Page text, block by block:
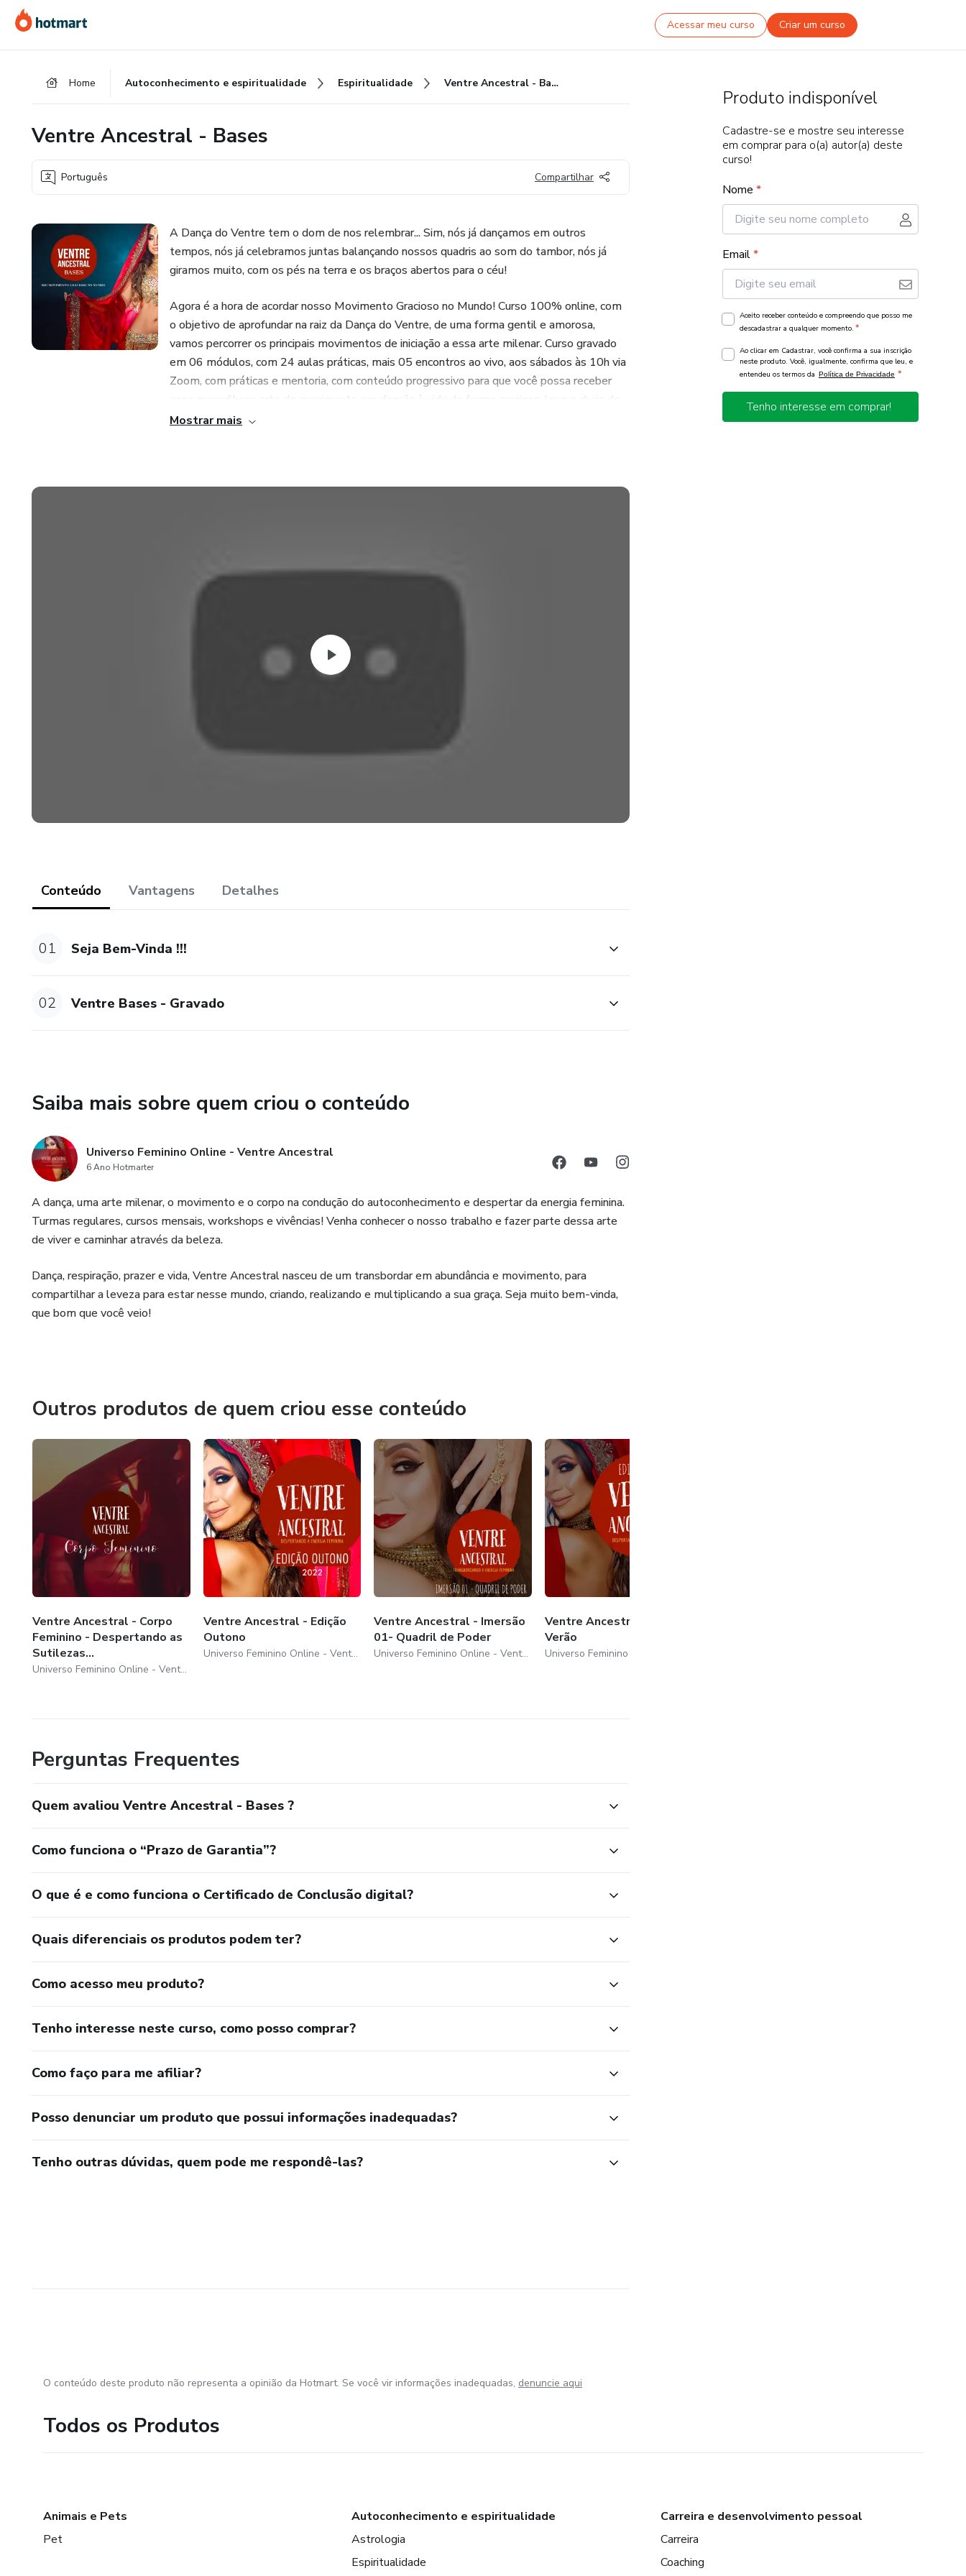
para
o
para
o
para
o
Acessar meu curso Criar um curso
Home Autoconhecimento e espiritualidade Espiritualidade Ventre Ancestral - Bases
Ventre Ancestral - Bases
Português Compartilhar
A Dança do Ventre tem o dom de nos relembrar... Sim, nós já dançamos em outros
tempos, nós já celebramos juntas balançando nossos quadris ao som do tambor, nós já
giramos muito, com os pés na terra e os braços abertos para o céu!
Agora é a hora de acordar nosso Movimento Gracioso no Mundo! Curso 100% online, com
o objetivo de aprofundar na raiz da Dança do Ventre, de uma forma gentil e amorosa,
vamos percorrer os principais movimentos de iniciação a essa arte milenar. Curso gravado
em 06 módulos, com 24 aulas práticas, mais 05 encontros ao vivo, aos sábados às 10h via
Zoom, com práticas e mentoria, com conteúdo progressivo para que você possa receber
essa maravilhosa arte de movimento em direção à vida de forma graciosa, leve e cheia de
beleza! Estaremos juntas também nos círculos, com 03 encontros para aprofundarmos nas
Mostrar mais
Conteúdo Vantagens Detalhes
01 Seja Bem-Vinda !!!
02 Ventre Bases - Gravado
Saiba mais sobre quem criou o conteúdo
Universo Feminino Online - Ventre Ancestral
6 Ano Hotmarter
A dança, uma arte milenar, o movimento e o corpo na condução do autoconhecimento e despertar da energia feminina.
Turmas regulares, cursos mensais, workshops e vivências! Venha conhecer o nosso trabalho e fazer parte dessa arte
de viver e caminhar através da beleza.
Dança, respiração, prazer e vida, Ventre Ancestral nasceu de um transbordar em abundância e movimento, para
compartilhar a leveza para estar nesse mundo, criando, realizando e multiplicando a sua graça. Seja muito bem-vinda,
que bom que você veio!
Outros produtos de quem criou esse conteúdo
Ventre Ancestral - Corpo
Feminino - Despertando as
Sutilezas...
Universo Feminino Online - Ventre Ancestral
Ventre Ancestral - Edição
Outono
Universo Feminino Online - Ventre Ancestral
Ventre Ancestral - Imersão
01- Quadril de Poder
Universo Feminino Online - Ventre Ancestral
Ventre Ancestral - Edição
Verão
Perguntas Frequentes
Quem avaliou Ventre Ancestral - Bases ?
Como funciona o “Prazo de Garantia”?
O que é e como funciona o Certificado de Conclusão digital?
Quais diferenciais os produtos podem ter?
Como acesso meu produto?
Tenho interesse neste curso, como posso comprar?
Como faço para me afiliar?
Posso denunciar um produto que possui informações inadequadas?
Tenho outras dúvidas, quem pode me respondê-las?
Produto indisponível
Cadastre-se e mostre seu interesse
em comprar para o(a) autor(a) deste
curso!
Nome *
Email*
Aceito receber conteúdo e compreendo que posso me
descadastrar a qualquer momento. *
Ao clicar em Cadastrar, você confirma a sua inscrição
neste produto. Você, igualmente, confirma que leu, e
entendeu os termos da Política de Privacidade *
Tenho interesse em comprar!
O conteúdo deste produto não representa a opinião da Hotmart. Se você vir informações inadequadas, denuncie aqui
Todos os Produtos
Animais e Pets
Pet
Autoconhecimento e espiritualidade
Astrologia
Espiritualidade
Carreira e desenvolvimento pessoal
Carreira
Coaching